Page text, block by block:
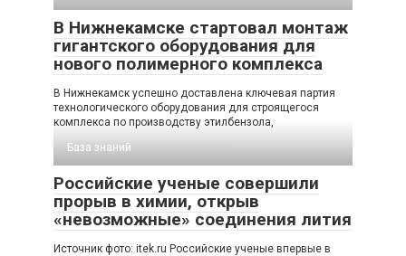
В Нижнекамске стартовал монтаж
гигантского оборудования для
нового полимерного комплекса
В Нижнекамск успешно доставлена ключевая партия
технологического оборудования для строящегося
комплекса по производству этилбензола,
База знаний
Российские ученые совершили
прорыв в химии, открыв
«невозможные» соединения лития
Источник фото: itek.ru Российские ученые впервые в